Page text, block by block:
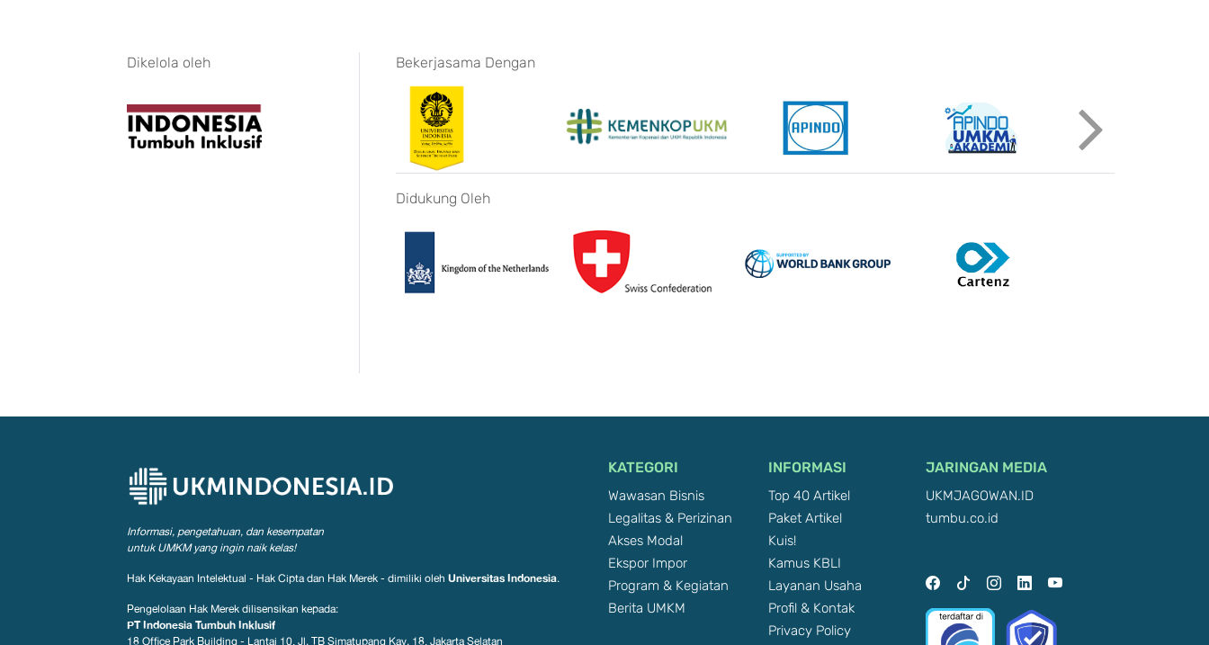
Dikelola oleh Bekerjasama Dengan
Didukung Oleh
Informasi, pengetahuan, dan kesempatan
untuk UMKM yang ingin naik kelas!
Hak Kekayaan Intelektual - Hak Cipta dan Hak Merek - dimiliki oleh Universitas Indonesia.
Pengelolaan Hak Merek dilisensikan kepada:
PT Indonesia Tumbuh Inklusif
18 Office Park Building - Lantai 10, Jl. TB Simatupang Kav. 18, Jakarta Selatan
KATEGORI
Wawasan Bisnis
Legalitas & Perizinan
Akses Modal
Ekspor Impor
Program & Kegiatan
Berita UMKM
INFORMASI
Top 40 Artikel
Paket Artikel
Kuis!
Kamus KBLI
Layanan Usaha
Profil & Kontak
Privacy Policy
JARINGAN MEDIA
UKMJAGOWAN.ID
tumbu.co.id